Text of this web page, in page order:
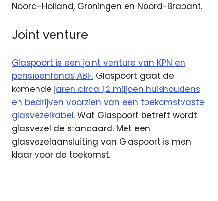
Noord-Holland, Groningen en Noord-Brabant.
Joint venture
Glaspoort is een joint venture van KPN en
pensioenfonds ABP. Glaspoort gaat de
komende jaren circa 1,2 miljoen huishoudens
en bedrijven voorzien van een toekomstvaste
glasvezelkabel. Wat Glaspoort betreft wordt
glasvezel de standaard. Met een
glasvezelaansluiting van Glaspoort is men
klaar voor de toekomst.